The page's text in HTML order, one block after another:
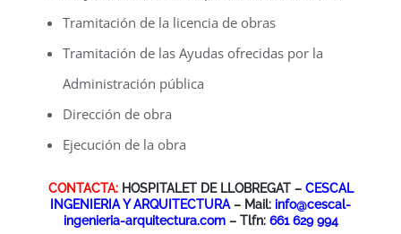
Tramitación de la licencia de obras
Tramitación de las Ayudas ofrecidas por la
Administración pública
Dirección de obra
Ejecución de la obra
CONTACTA:HOSPITALET DE LLOBREGAT – CESCAL
INGENIERIA Y ARQUITECTURA– Mail: info@cescal-
ingenieria-arquitectura.com– Tlfn: 661 629 994